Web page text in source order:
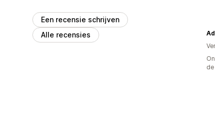
Een recensie schrijven
Alle recensies